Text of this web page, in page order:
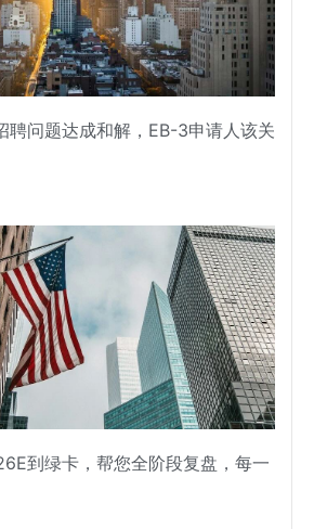
聘问题达成和解，EB-3申请人该关
到绿卡，帮您全阶段复盘，每一